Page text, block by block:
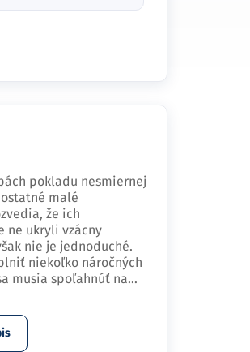
pokladu nesmiernej
malé
že ich
ne ukryli vzácny
nie je jednoduché.
niekoľko náročných
musia spoľahnúť na…